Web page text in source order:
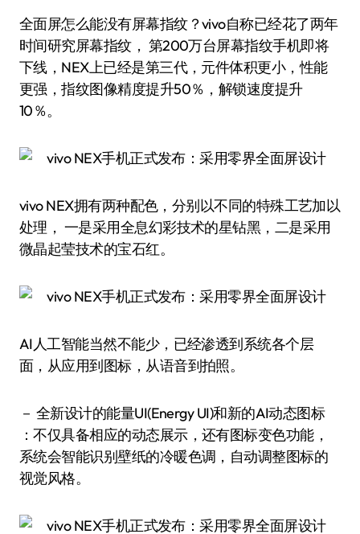
全面屏怎么能没有屏幕指纹？vivo自称已经花了两年
时间研究屏幕指纹， 第200万台屏幕指纹手机即将
下线，NEX上已经是第三代，元件体积更小，性能
更强，指纹图像精度提升50％，解锁速度提升
10％。
vivo NEX拥有两种配色，分别以不同的特殊工艺加以
处理， 一是采用全息幻彩技术的星钻黑，二是采用
微晶起莹技术的宝石红。
AI人工智能当然不能少，已经渗透到系统各个层
面，从应用到图标，从语音到拍照。
－ 全新设计的能量UI(Energy UI)和新的AI动态图标
：不仅具备相应的动态展示，还有图标变色功能，
系统会智能识别壁纸的冷暖色调，自动调整图标的
视觉风格。